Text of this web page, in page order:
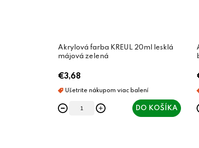
Akrylová farba KREUL 20ml lesklá
májová zelená
€3,68
DO KOŠÍKA